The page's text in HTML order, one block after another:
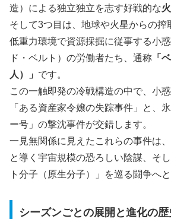
造）による独立独立を志す好戦的な
そして3つ目は、地球や火星からの搾
低重力環境で資源採掘に従事する小
ド・ベルト）の労働者たち、通称 「
人）」 です。
この一触即発の冷戦構造の中で、小
「ある資産家令嬢の失踪事件」と、
ー号」の撃沈事件が交錯します。
一見無関係に見えたこれらの事件は
と導く宇宙規模の恐ろしい陰謀、そ
ト分子（原生分子）」を巡る闘争へ
シーズンごとの展開と進化の歴